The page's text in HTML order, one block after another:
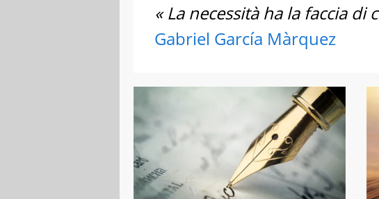
« La necessità ha la faccia di
Gabriel García Màrquez